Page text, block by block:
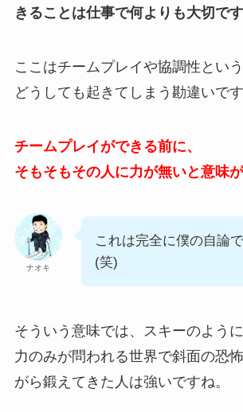
きることは仕事で何よりも大切です
ここはチームプレイや協調性とい
どうしても起きてしまう勘違いです
チームプレイができる前に、
そもそもその人に力が無いと意味
ナオキ
これは完全に僕の自論
(笑)
そういう意味では、スキーのよう
力のみが問われる世界で斜面の恐
がら鍛えてきた人は強いですね。